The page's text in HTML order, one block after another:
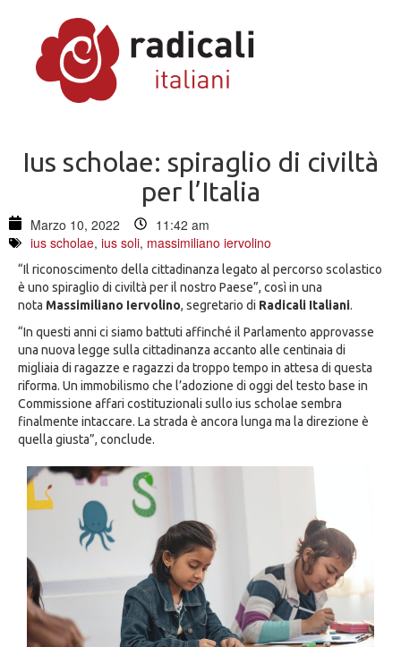
Ius scholae: spiraglio di civiltà
per l’Italia
Marzo 10, 2022
11:42 am
ius scholae, ius soli, massimiliano iervolino
“Il riconoscimento della cittadinanza legato al percorso scolastico
è uno spiraglio di civiltà per il nostro Paese”, così in una
nota Massimiliano Iervolino, segretario di Radicali Italiani.
“In questi anni ci siamo battuti affinché il Parlamento approvasse
una nuova legge sulla cittadinanza accanto alle centinaia di
migliaia di ragazze e ragazzi da troppo tempo in attesa di questa
riforma. Un immobilismo che l’adozione di oggi del testo base in
Commissione affari costituzionali sullo ius scholae sembra
finalmente intaccare. La strada è ancora lunga ma la direzione è
quella giusta”, conclude.